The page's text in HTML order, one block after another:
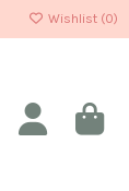
Wishlist (0)